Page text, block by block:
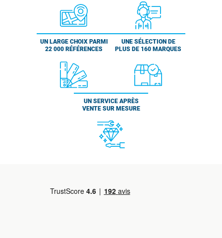
UN LARGE CHOIX PARMI
22 000 RÉFÉRENCES
UNE SÉLECTION DE
PLUS DE 160 MARQUES
UN SERVICE APRÈS
VENTE SUR MESURE